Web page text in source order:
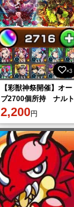
×3
【彩獣神祭開催】オー
ブ2700個所持 ナルト
サクラ所持
2,200円